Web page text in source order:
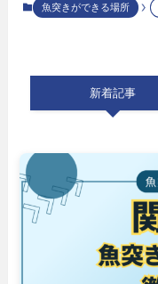
魚突きができる場所
新着記事